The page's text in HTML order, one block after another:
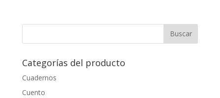
Categorías del producto
Cuadernos
Cuento